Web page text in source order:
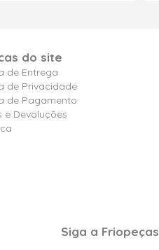
do site
de Entrega
de Privacidade
de Pagamento
e Devoluções
Siga a Friopeças